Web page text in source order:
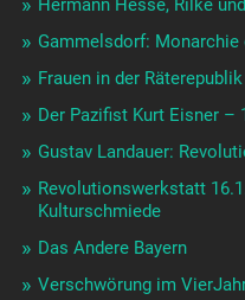
Hermann Hesse, Rilke
Gammelsdorf: Monarchie
Frauen in der Räterepublik
Der Pazifist Kurt Eisner –
Gustav Landauer:
Revolutionswerkstatt
Kulturschmiede
Das Andere Bayern
Verschwörung im